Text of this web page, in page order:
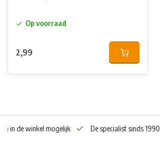
Op voorraad
2,99
in de winkel mogelijk De specialist sinds 1990